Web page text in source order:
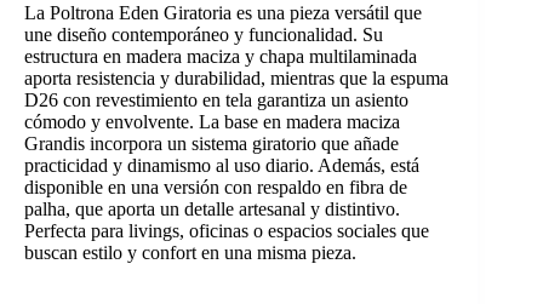
La Poltrona Eden Giratoria es una pieza versátil que
une diseño contemporáneo y funcionalidad. Su
estructura en madera maciza y chapa multilaminada
aporta resistencia y durabilidad, mientras que la espuma
D26 con revestimiento en tela garantiza un asiento
cómodo y envolvente. La base en madera maciza
Grandis incorpora un sistema giratorio que añade
practicidad y dinamismo al uso diario. Además, está
disponible en una versión con respaldo en fibra de
palha, que aporta un detalle artesanal y distintivo.
Perfecta para livings, oficinas o espacios sociales que
buscan estilo y confort en una misma pieza.